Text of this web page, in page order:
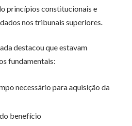
princípios constitucionais e
nos tribunais superiores.
destacou que estavam
fundamentais:
necessário para aquisição da
benefício